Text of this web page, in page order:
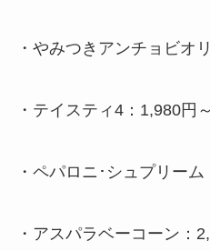
・ やみつきアンチョビオ
・ テイスティ4：1,980円～
・ ペパロニ･シュプリーム
・ アスパラベーコーン：